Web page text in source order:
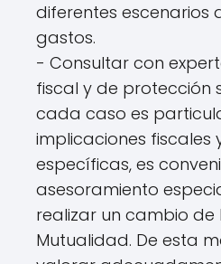
diferentes escenarios
gastos.
- Consultar con
fiscal y de protección
cada caso es
implicaciones fiscales
específicas, es
asesoramiento
realizar un cambio de
Mutualidad. De esta